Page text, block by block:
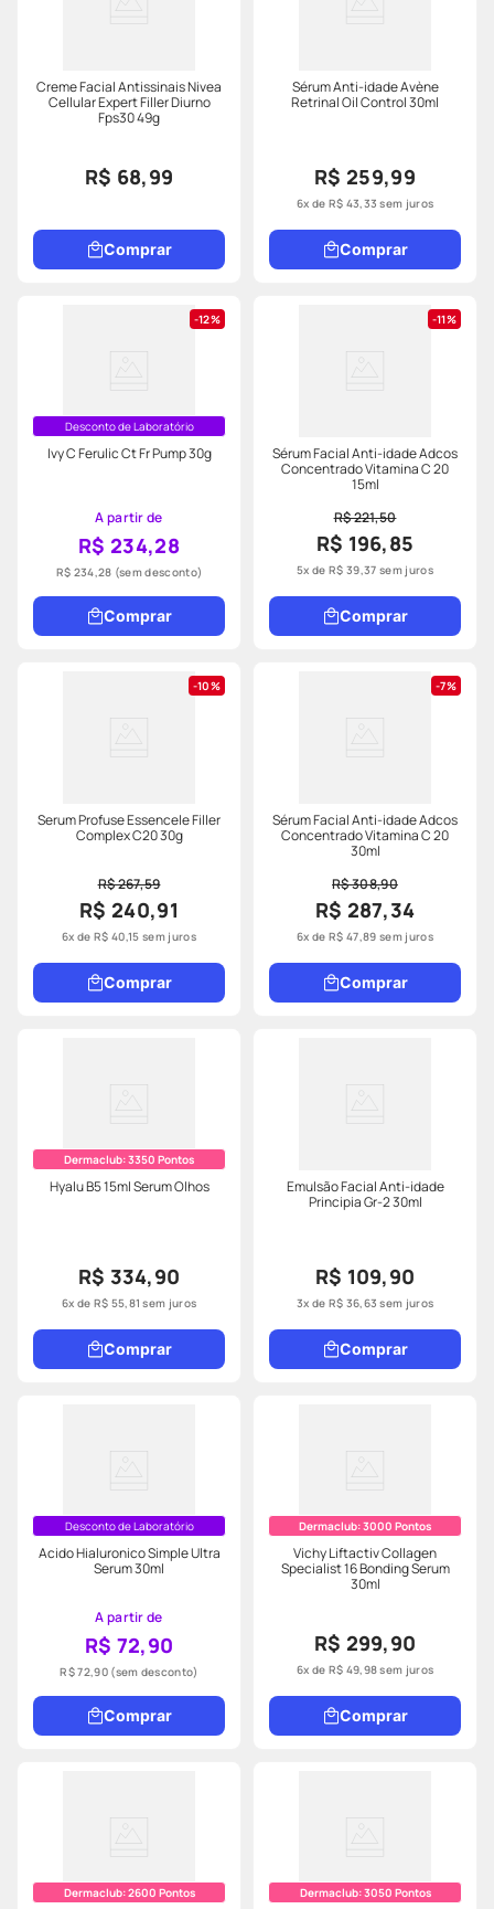
Creme Facial Antissinais Nivea
Cellular Expert Filler Diurno
Fps30 49g
R$ 68,99
Comprar
Sérum Anti-idade Avène
Retrinal Oil Control 30ml
R$ 259,99
6x de R$ 43,33 sem juros
Comprar
12%
Desconto de Laboratório
Ivy C Ferulic Ct Fr Pump 30g
A partir de
R$ 234,28
R$ 234,28 (sem desconto)
Comprar
11%
Sérum Facial Anti-idade Adcos
Concentrado Vitamina C 20
15ml
R$ 221,50
R$ 196,85
5x deR$ 39,37 sem juros
Comprar
10%
Serum Profuse Essencele Filler
Complex C20 30g
R$ 267,59
R$ 240,91
6x deR$ 40,15 sem juros
Comprar
7%
Sérum Facial Anti-idade Adcos
Concentrado Vitamina C 20
30ml
R$ 308,90
R$ 287,34
6x deR$ 47,89 sem juros
Comprar
Dermaclub:3350 Pontos
Hyalu B5 15ml Serum Olhos
R$ 334,90
6x de R$ 55,81 sem juros
Comprar
Emulsão Facial Anti-idade
Principia Gr-2 30ml
R$ 109,90
3x de R$ 36,63 sem juros
Comprar
Desconto de Laboratório
Acido Hialuronico Simple Ultra
Serum 30ml
A partir de
R$ 72,90
R$ 72,90(sem desconto)
Comprar
Dermaclub:3000 Pontos
Vichy Liftactiv Collagen
Specialist 16 Bonding Serum
30ml
R$ 299,90
6x de R$ 49,98sem juros
Comprar
Dermaclub:2600 Pontos Dermaclub:3050 Pontos